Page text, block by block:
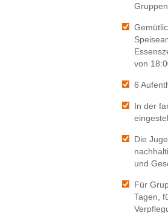
von
6
In der
Die
und
Für
Tagen,